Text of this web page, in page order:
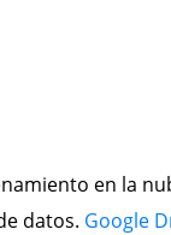
en la
datos. Google